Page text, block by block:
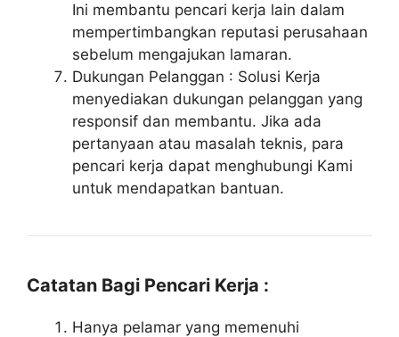
Ini membantu pencari kerja lain dalam
mempertimbangkan reputasi perusahaan
sebelum mengajukan lamaran.
Dukungan Pelanggan : Solusi Kerja
menyediakan dukungan pelanggan yang
responsif dan membantu. Jika ada
pertanyaan atau masalah teknis, para
pencari kerja dapat menghubungi Kami
untuk mendapatkan bantuan.
Catatan Bagi Pencari Kerja :
Hanya pelamar yang memenuhi